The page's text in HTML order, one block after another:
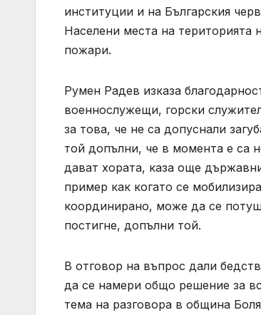
институции и на Българския
Населени места на територията
пожари.
Румен Радев изказа
военнослужещи, горски
за това, че не са допуснали
той допълни, че в момента е са
дават хората, каза още
пример как когато се
координирано, може да се
постигне, допълни той.
В отговор на въпрос дали
да се намери общо решение за
тема на разговора в община